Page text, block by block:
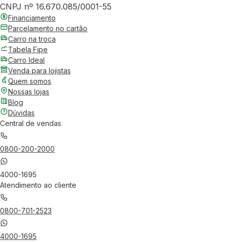
CNPJ nº 16.670.085/0001-55
Financiamento
Parcelamento no cartão
Carro na troca
Tabela Fipe
Carro Ideal
Venda para lojistas
Quem somos
Nossas lojas
Blog
Dúvidas
Central de vendas
0800-200-2000
4000-1695
Atendimento ao cliente
0800-701-2523
4000-1695